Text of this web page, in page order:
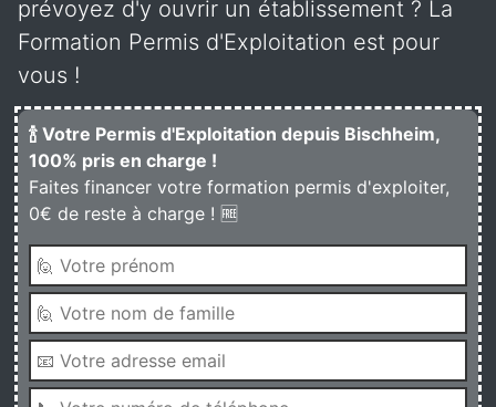
prévoyez d'y ouvrir un établissement ? La
Formation Permis d'Exploitation est pour
vous !
🍾 Votre Permis d'Exploitation depuis Bischheim,
100% pris en charge !
Faites financer votre formation permis d'exploiter,
0€ de reste à charge ! 🆓